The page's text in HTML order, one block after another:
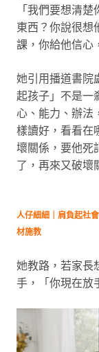
「我們要想清
東西？你說很想
課，你給他信心
她引用播道書院
起孩子」不是一
心、能力、辦法
樣讀好，看看在
壞關係，要他死
了，再來又破壞
人仔細細｜肩負起社
材施教
她教路，若家長
手，「你現在放